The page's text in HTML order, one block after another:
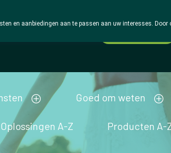
Goed om weten
Oplossingen A-Z Producten A-
en aanbiedingen aan te passen aan uw interesses. Door